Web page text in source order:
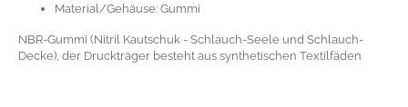
Material/Gehäuse: Gummi
NBR-Gummi (Nitril Kautschuk - Schlauch-Seele und Schlauch-
Decke), der Druckträger besteht aus synthetischen Textilfäden